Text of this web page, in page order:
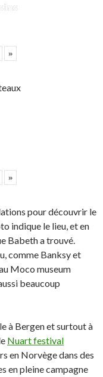
»
»
pour découvrir le
indique le lieu, et en
Babeth a trouvé.
comme Banksy et
Moco museum
beaucoup
à Bergen et surtout à
Nuart festival
en Norvège dans des
en pleine campagne